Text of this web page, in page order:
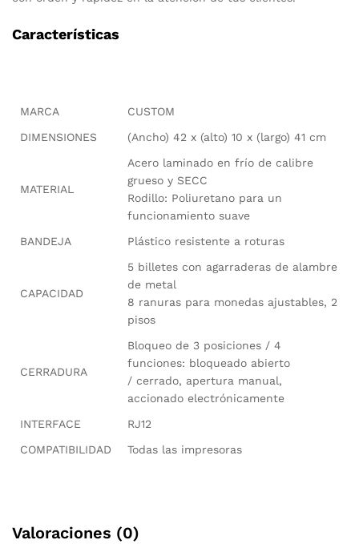
Características
MARCA
CUSTOM
DIMENSIONES
(Ancho) 42 x (alto) 10 x (largo) 41 cm
MATERIAL
Acero laminado en frío de calibre
grueso y SECC
Rodillo: Poliuretano para un
funcionamiento suave
BANDEJA
Plástico resistente a roturas
CAPACIDAD
5 billetes con agarraderas de alambre
de metal
8 ranuras para monedas ajustables, 2
pisos
CERRADURA
Bloqueo de 3 posiciones / 4
funciones: bloqueado abierto
/ cerrado, apertura manual,
accionado electrónicamente
INTERFACE
RJ12
COMPATIBILIDAD
Todas las impresoras
Valoraciones (0)